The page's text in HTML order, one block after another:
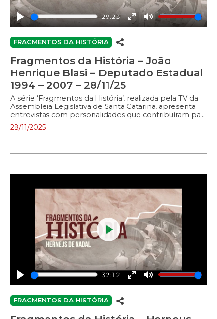
Play
29:23
EnterMute
FRAGMENTOS DA HISTÓRIA
Fragmentos da História – João
Henrique Blasi – Deputado Estadual
1994 – 2007 – 28/11/25
A série ‘Fragmentos da História’, realizada pela TV da
Assembleia Legislativa de Santa Catarina, apresenta
entrevistas com personalidades que contribuíram para
o desenvolvimento do Estado. No programa, políticos
e outras figuras públicas relembram a trajetória
desembargador João Henrique Blasi que atuou como
presidente do TJSC de 2022 a 2023.
28/11/2025
Play
32:12
EnterMute
Play
FRAGMENTOS DA HISTÓRIA